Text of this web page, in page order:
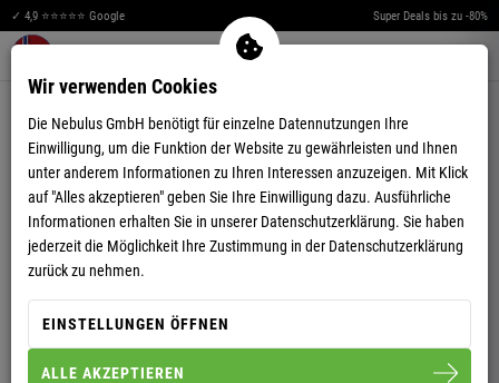
✓ 4,9 ⭐⭐⭐⭐⭐ Google Super Deals bis zu -80%
Warenkorb aufklappen
SWEATJACKE COUNTY HERREN
Wir verwenden Cookies
Die Nebulus GmbH benötigt für einzelne Datennutzungen Ihre
Einwilligung, um die Funktion der Website zu gewährleisten und Ihnen
unter anderem Informationen zu Ihren Interessen anzuzeigen. Mit Klick
auf "Alles akzeptieren" geben Sie Ihre Einwilligung dazu. Ausführliche
Informationen erhalten Sie in unserer Datenschutzerklärung. Sie haben
jederzeit die Möglichkeit Ihre Zustimmung in der Datenschutzerklärung
zurück zu nehmen.
EINSTELLUNGEN ÖFFNEN
ALLE AKZEPTIEREN